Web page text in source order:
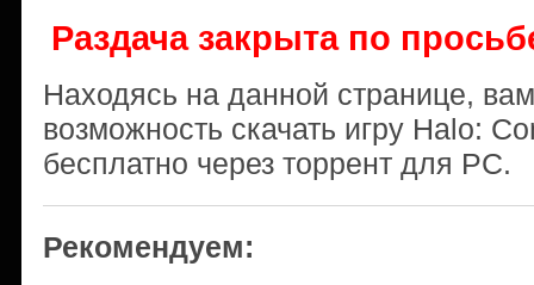
Раздача закрыта по
Находясь на данной странице,
возможность скачать игру Halo:
бесплатно через торрент для PC.
Рекомендуем: